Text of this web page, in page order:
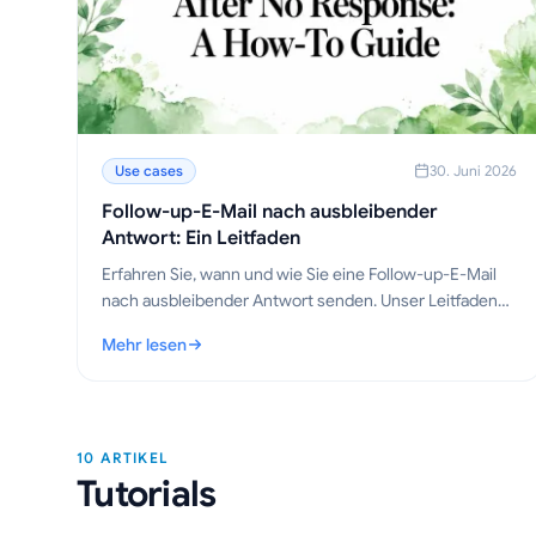
Use cases 30. Juni 2026
Follow-up-E-Mail nach ausbleibender
Antwort: Ein Leitfaden
Erfahren Sie, wann und wie Sie eine Follow-up-E-Mail
nach ausbleibender Antwort senden. Unser Leitfaden
für mehr Antworten.
Mehr lesen
: Follow-up-E-Mail nach ausbleibender Antwort: Ein
10 ARTIKEL
Tutorials